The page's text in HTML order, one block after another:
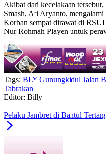
Akibat dari kecelakaan
Smash, Ari Aryanto,
Korban sempat dirawat di
Nur Rohmah Playen untuk
Tags: BLY Gunungkidul Jalan
Tabrakan
Editor: Billy
Pelaku Jambret di Bantul